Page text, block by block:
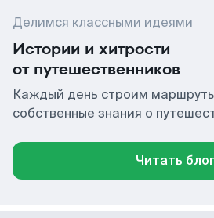
Делимся классными идеями
Истории и хитрости
от путешественников
Каждый день строим маршруты
собственные знания о
Читать блог